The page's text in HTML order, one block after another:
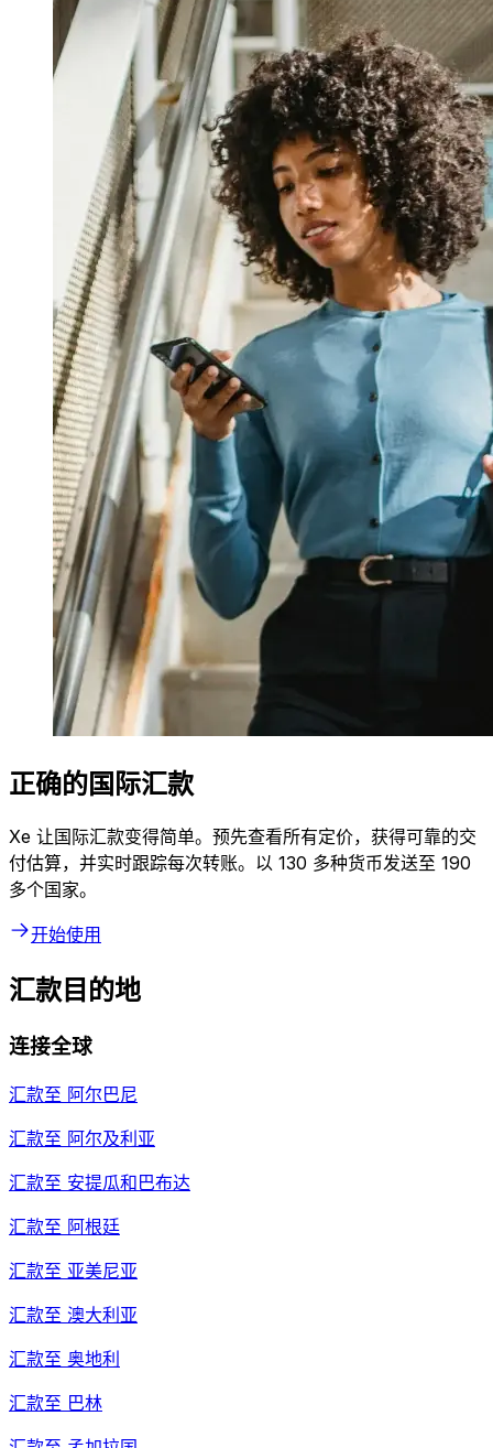
正确的国际汇款
Xe 让国际汇款变得简单。预先查看所有定价，获得可靠的交
付估算，并实时跟踪每次转账。以 130 多种货币发送至 190
多个国家。
开始使用
汇款目的地
连接全球
汇款至 阿尔巴尼
汇款至 阿尔及利亚
汇款至 安提瓜和巴布达
汇款至 阿根廷
汇款至 亚美尼亚
汇款至 澳大利亚
汇款至 奥地利
汇款至 巴林